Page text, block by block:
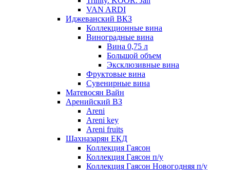
VAN ARDI
Иджеванский ВКЗ
Коллекционные вина
Виноградные вина
Вина 0,75 л
Большой объем
Эксклюзивные вина
Фруктовые вина
Cувенирные вина
Матевосян Вайн
Аренийский ВЗ
Areni
Areni key
Areni fruits
Шахназарян ЕКД
Коллекция Гаясон
Коллекция Гаясон п/у
Коллекция Гаясон Новогодняя п/у